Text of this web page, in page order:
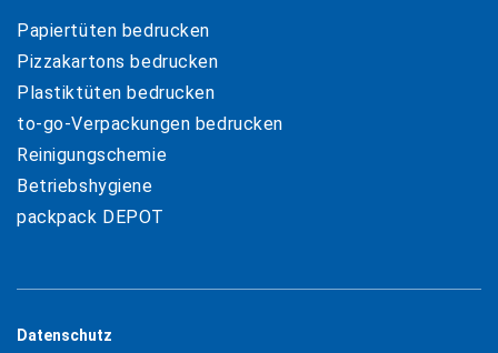
Papiertüten bedrucken
Pizzakartons bedrucken
Plastiktüten bedrucken
to-go-Verpackungen bedrucken
Reinigungschemie
Betriebshygiene
packpack DEPOT
Datenschutz